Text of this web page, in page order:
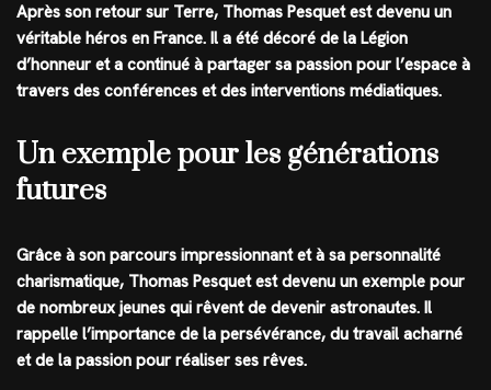
Après son retour sur Terre, Thomas Pesquet est devenu un
véritable héros en France. Il a été décoré de la Légion
d’honneur et a continué à partager sa passion pour l’espace à
travers des conférences et des interventions médiatiques.
Un exemple pour les générations
futures
Grâce à son parcours impressionnant et à sa personnalité
charismatique, Thomas Pesquet est devenu un exemple pour
de nombreux jeunes qui rêvent de devenir astronautes. Il
rappelle l’importance de la persévérance, du travail acharné
et de la passion pour réaliser ses rêves.